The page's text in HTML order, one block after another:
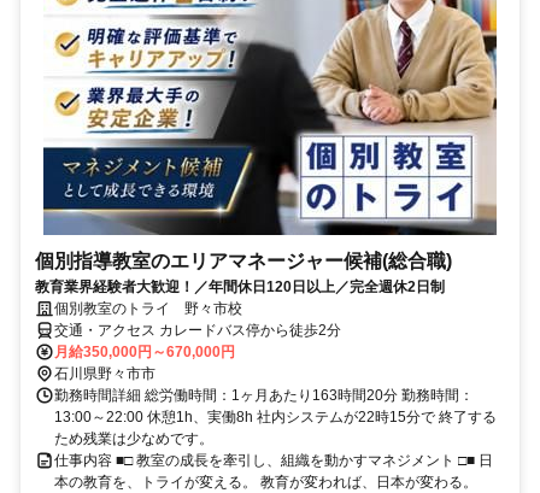
個別指導教室のエリアマネージャー候補(総合職)
教育業界経験者大歓迎！／年間休日120日以上／完全週休2日制
個別教室のトライ 野々市校
交通・アクセス カレードバス停から徒歩2分
月給350,000円～670,000円
石川県野々市市
勤務時間詳細 総労働時間：1ヶ月あたり163時間20分 勤務時間：
13:00～22:00 休憩1h、実働8h 社内システムが22時15分で 終了する
ため残業は少なめです。
仕事内容 ■□ 教室の成長を牽引し、組織を動かすマネジメント □■ 日
本の教育を、トライが変える。 教育が変われば、日本が変わる。